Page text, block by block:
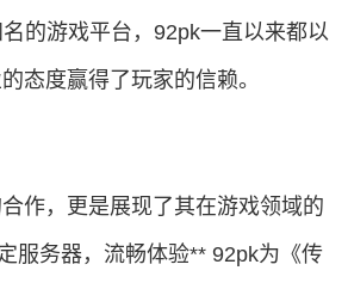
的游戏平台，92pk一直以来都以
态度赢得了玩家的信赖。
作，更是展现了其在游戏领域的
服务器，流畅体验** 92pk为《传